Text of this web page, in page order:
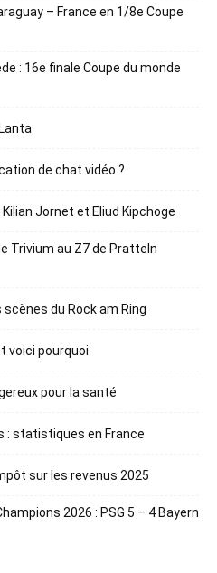
– France en 1/8e Coupe
: 16e finale Coupe du monde
de chat vidéo ?
Jornet et Eliud Kipchoge
Trivium au Z7 de Pratteln
du Rock am Ring
voici pourquoi
pour la santé
: statistiques en France
sur les revenus 2025
2026 : PSG 5 – 4 Bayern